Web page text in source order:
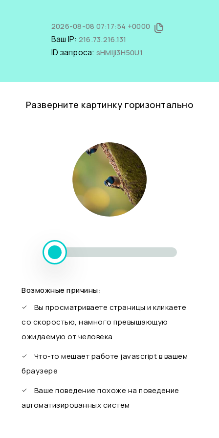
2026-08-08 07:17:54 +0000
Ваш IP: 216.73.216.131
ID запроса: sHMIji3H50U1
Разверните картинку горизонтально
Возможные причины:
Вы просматриваете страницы и кликаете
со скоростью, намного превышающую
ожидаемую от человека
Что-то мешает работе javascript в вашем
браузере
Ваше поведение похоже на поведение
автоматизированных систем